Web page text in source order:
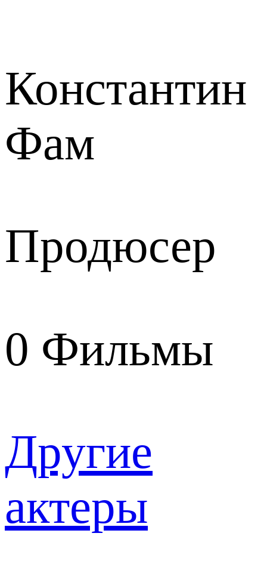
Константин
Фам
Продюсер
0 Фильмы
Другие
актеры